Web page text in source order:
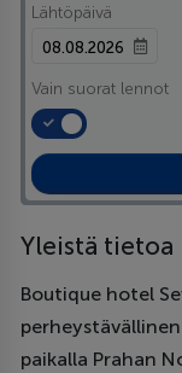
Lähtöpäivä
Vain suorat lennot
Yleistä tietoa
Boutique hotel
paikalla Prahan